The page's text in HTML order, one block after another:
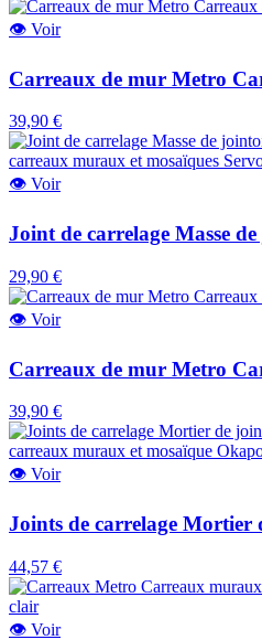
👁 Voir
Carreaux de mur Metro
39,90 €
👁 Voir
Joint de carrelage Masse
29,90 €
👁 Voir
Carreaux de mur Metro
39,90 €
👁 Voir
Joints de carrelage Mortier
44,57 €
👁 Voir